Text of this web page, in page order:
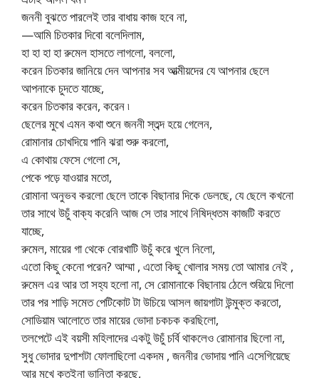
জননী বুঝতে পারলেই তার বাধায় কাজ হবে না,
—আমি চিতকার দিবো বলেদিলাম,
হা হা হা হা রুমেল হাসতে লাগলো, বললো,
করেন চিতকার জানিয়ে দেন আপনার সব আত্মীয়দের যে আপনার ছেলে
আপনাকে চুদতে যাচ্ছে,
করেন চিতকার করেন, করেন ৷
ছেলের মুখে এমন কথা শুনে জননী স্তব্দ হয়ে গেলেন,
রোমানার চোখদিয়ে পানি ঝরা শুরু করলো,
এ কোথায় ফেসে গেলো সে,
পেকে পড়ে যাওয়ার মতো,
রোমানা অনুভব করলো ছেলে তাকে বিছানার দিকে ডেলছে, যে ছেলে কখনো
তার সাথে উচুঁ বাক্য করেনি আজ সে তার সাথে নিষিদ্ধতম কাজটি করতে
যাচ্ছে,
রুমেল, মায়ের গা থেকে বোরখাটি উচুঁ করে খুলে নিলো,
এতো কিছু কেনো পরেন? আম্মা , এতো কিছু খোলার সময় তো আমার নেই ,
রুমেল এর আর তা সহ্য হলো না, সে রোমানাকে বিছানায় ঠেলে শুয়িয়ে দিলো
তার পর শাড়ি সমেত পেটিকোট টা উচিয়ে আসল জায়গাটা উন্মুক্ত করতো,
সোডিয়াম আলোতে তার মায়ের ভোদা চকচক করছিলো,
তলপেটে এই বয়সী মহিলাদের একটু উচুঁ চর্বি থাকলেও রোমানার ছিলো না,
সুধু ভোদার দুপাশটা ফোলাছিলো একদম , জননীর ভোদায় পানি এসেগিয়েছে
আর মুখে কতইনা ভানিতা করছে,